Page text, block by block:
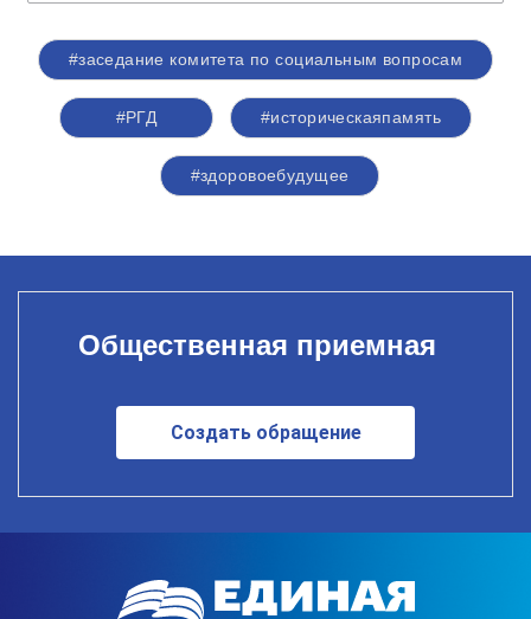
#заседание комитета по социальным вопросам
#РГД #историческаяпамять
#здоровоебудущее
Общественная приемная
Создать обращение